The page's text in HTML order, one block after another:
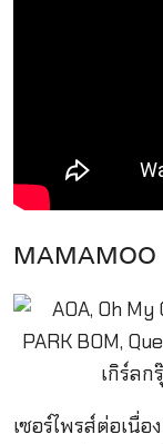
MAMAMOO
เซอร์ไพรส์ต่อเนื่อ